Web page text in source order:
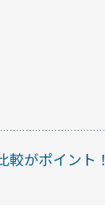
較がポイント！